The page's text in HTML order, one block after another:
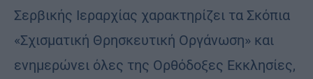
Σερβικής Ιεραρχίας χαρακτηρίζει τα Σκόπια
«Σχισματική Θρησκευτική Οργάνωση» και
ενημερώνει όλες της Ορθόδοξες Εκκλησίες,